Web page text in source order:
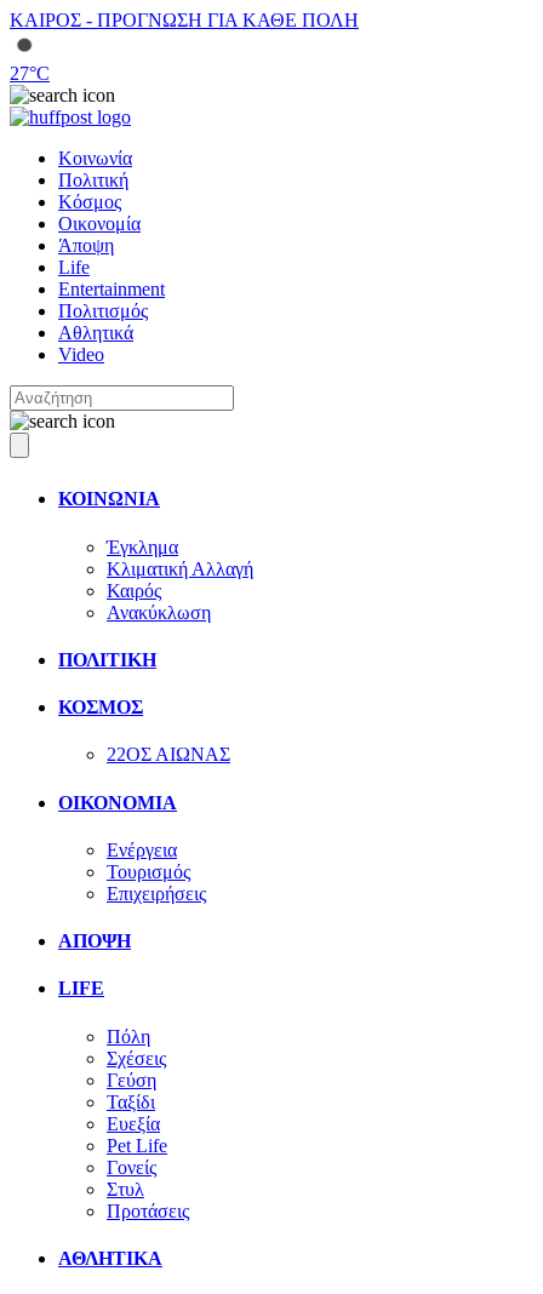
ΚΑΙΡΟΣ - ΠΡΟΓΝΩΣΗ ΓΙΑ ΚΑΘΕ ΠΟΛΗ
27°C
Κοινωνία
Πολιτική
Κόσμος
Οικονομία
Άποψη
Life
Entertainment
Πολιτισμός
Αθλητικά
Video
ΚΟΙΝΩΝΙΑ
Έγκλημα
Κλιματική Αλλαγή
Καιρός
Ανακύκλωση
ΠΟΛΙΤΙΚΗ
ΚΟΣΜΟΣ
22ΟΣ ΑΙΩΝΑΣ
ΟΙΚΟΝΟΜΙΑ
Ενέργεια
Τουρισμός
Επιχειρήσεις
ΑΠΟΨΗ
LIFE
Πόλη
Σχέσεις
Γεύση
Ταξίδι
Ευεξία
Pet Life
Γονείς
Στυλ
Προτάσεις
ΑΘΛΗΤΙΚΑ